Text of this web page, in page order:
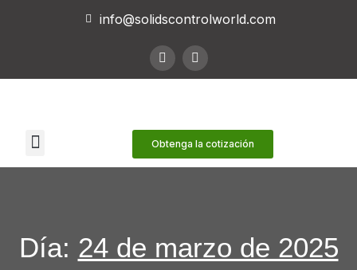
info@solidscontrolworld.com
Obtenga la cotización
Día: 24 de marzo de 2025